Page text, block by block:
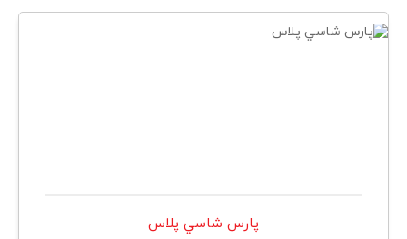
سابق)
پارس شاسي پلاس